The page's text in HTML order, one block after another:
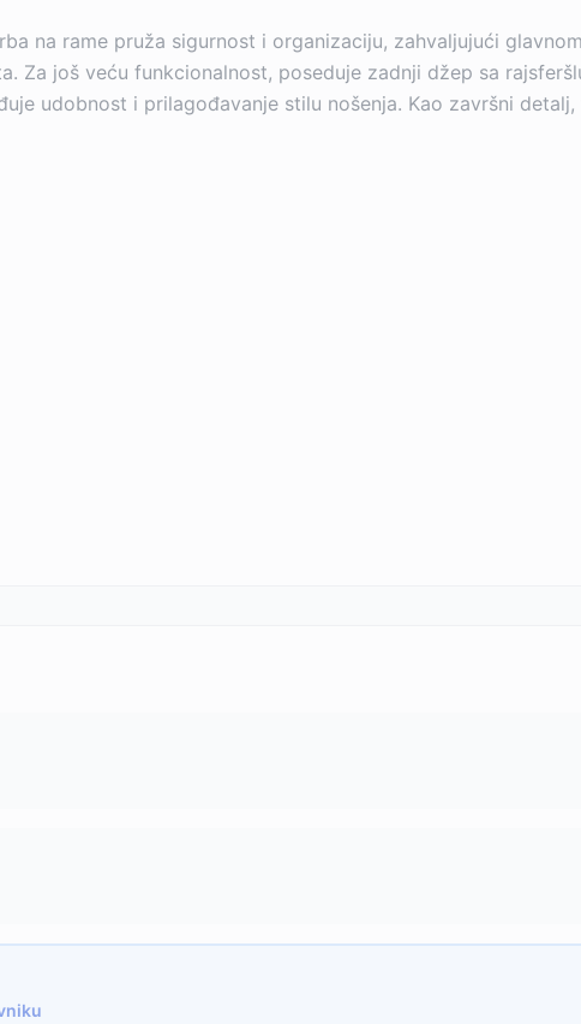
na rame pruža sigurnost i organizaciju, zahvaljujući
Za još veću funkcionalnost, poseduje zadnji džep sa
udobnost i prilagođavanje stilu nošenja. Kao završni